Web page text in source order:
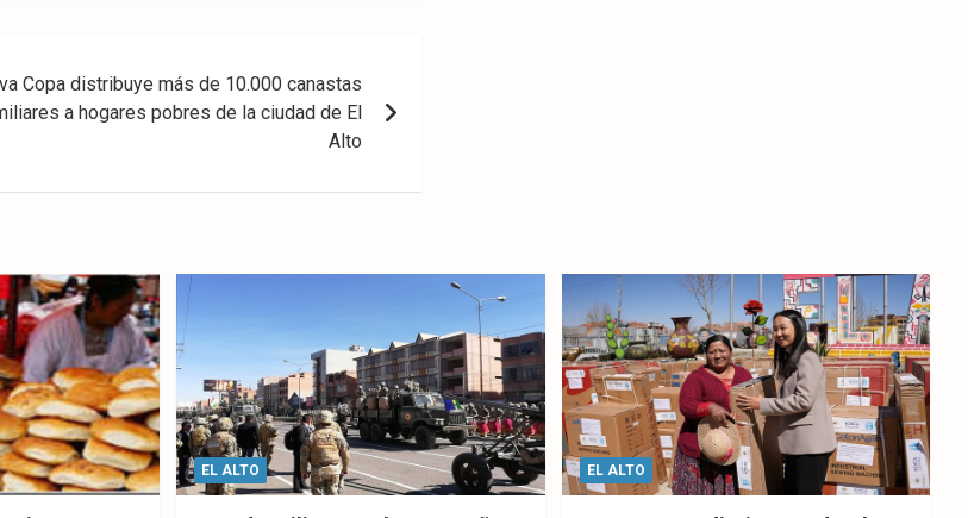
Copa distribuye más de 10.000 canastas
a hogares pobres de la ciudad de El
Alto
EL ALTO EL ALTO